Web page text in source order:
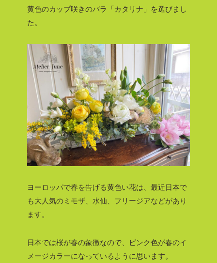
黄色のカップ咲きのバラ「カタリナ」を選びまし
た。
ヨーロッパで春を告げる黄色い花は、最近日本で
も大人気のミモザ、水仙、フリージアなどがあり
ます。
日本では桜が春の象徴なので、ピンク色が春のイ
メージカラーになっているように思います。